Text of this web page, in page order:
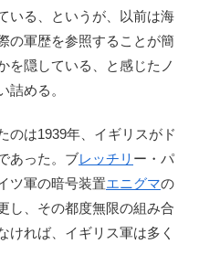
いる、というが、以前は海
の軍歴を参照することが簡
を隠している、と感じたノ
詰める。
のは1939年、イギリスがド
あった。ブレッチリ ー・パ
ツ軍の暗号装置エニグマの
、その都度無限の組み合
ければ、イギリス軍は多く